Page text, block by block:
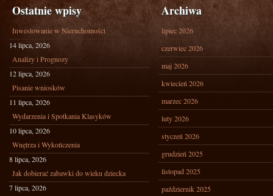
Ostatnie wpisy
Inwestowanie w Nieruchomości
14 lipca, 2026
Analizy i Prognozy
12 lipca, 2026
Pisanie wniosków
11 lipca, 2026
Wydarzenia i Spotkania Klasyków
10 lipca, 2026
Wnętrza i Wykończenia
8 lipca, 2026
Jak dobierać zabawki do wieku dziecka
7 lipca, 2026
Archiwa
lipiec 2026
czerwiec 2026
maj 2026
kwiecień 2026
marzec 2026
luty 2026
styczeń 2026
grudzień 2025
listopad 2025
październik 2025